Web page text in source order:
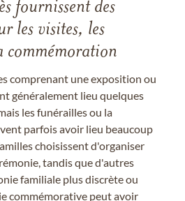
fournissent des
les visites, les
commémoration
comprenant une exposition ou
généralement lieu quelques
les funérailles ou la
parfois avoir lieu beaucoup
choisissent d'organiser
tandis que d'autres
familiale plus discrète ou
commémorative peut avoir